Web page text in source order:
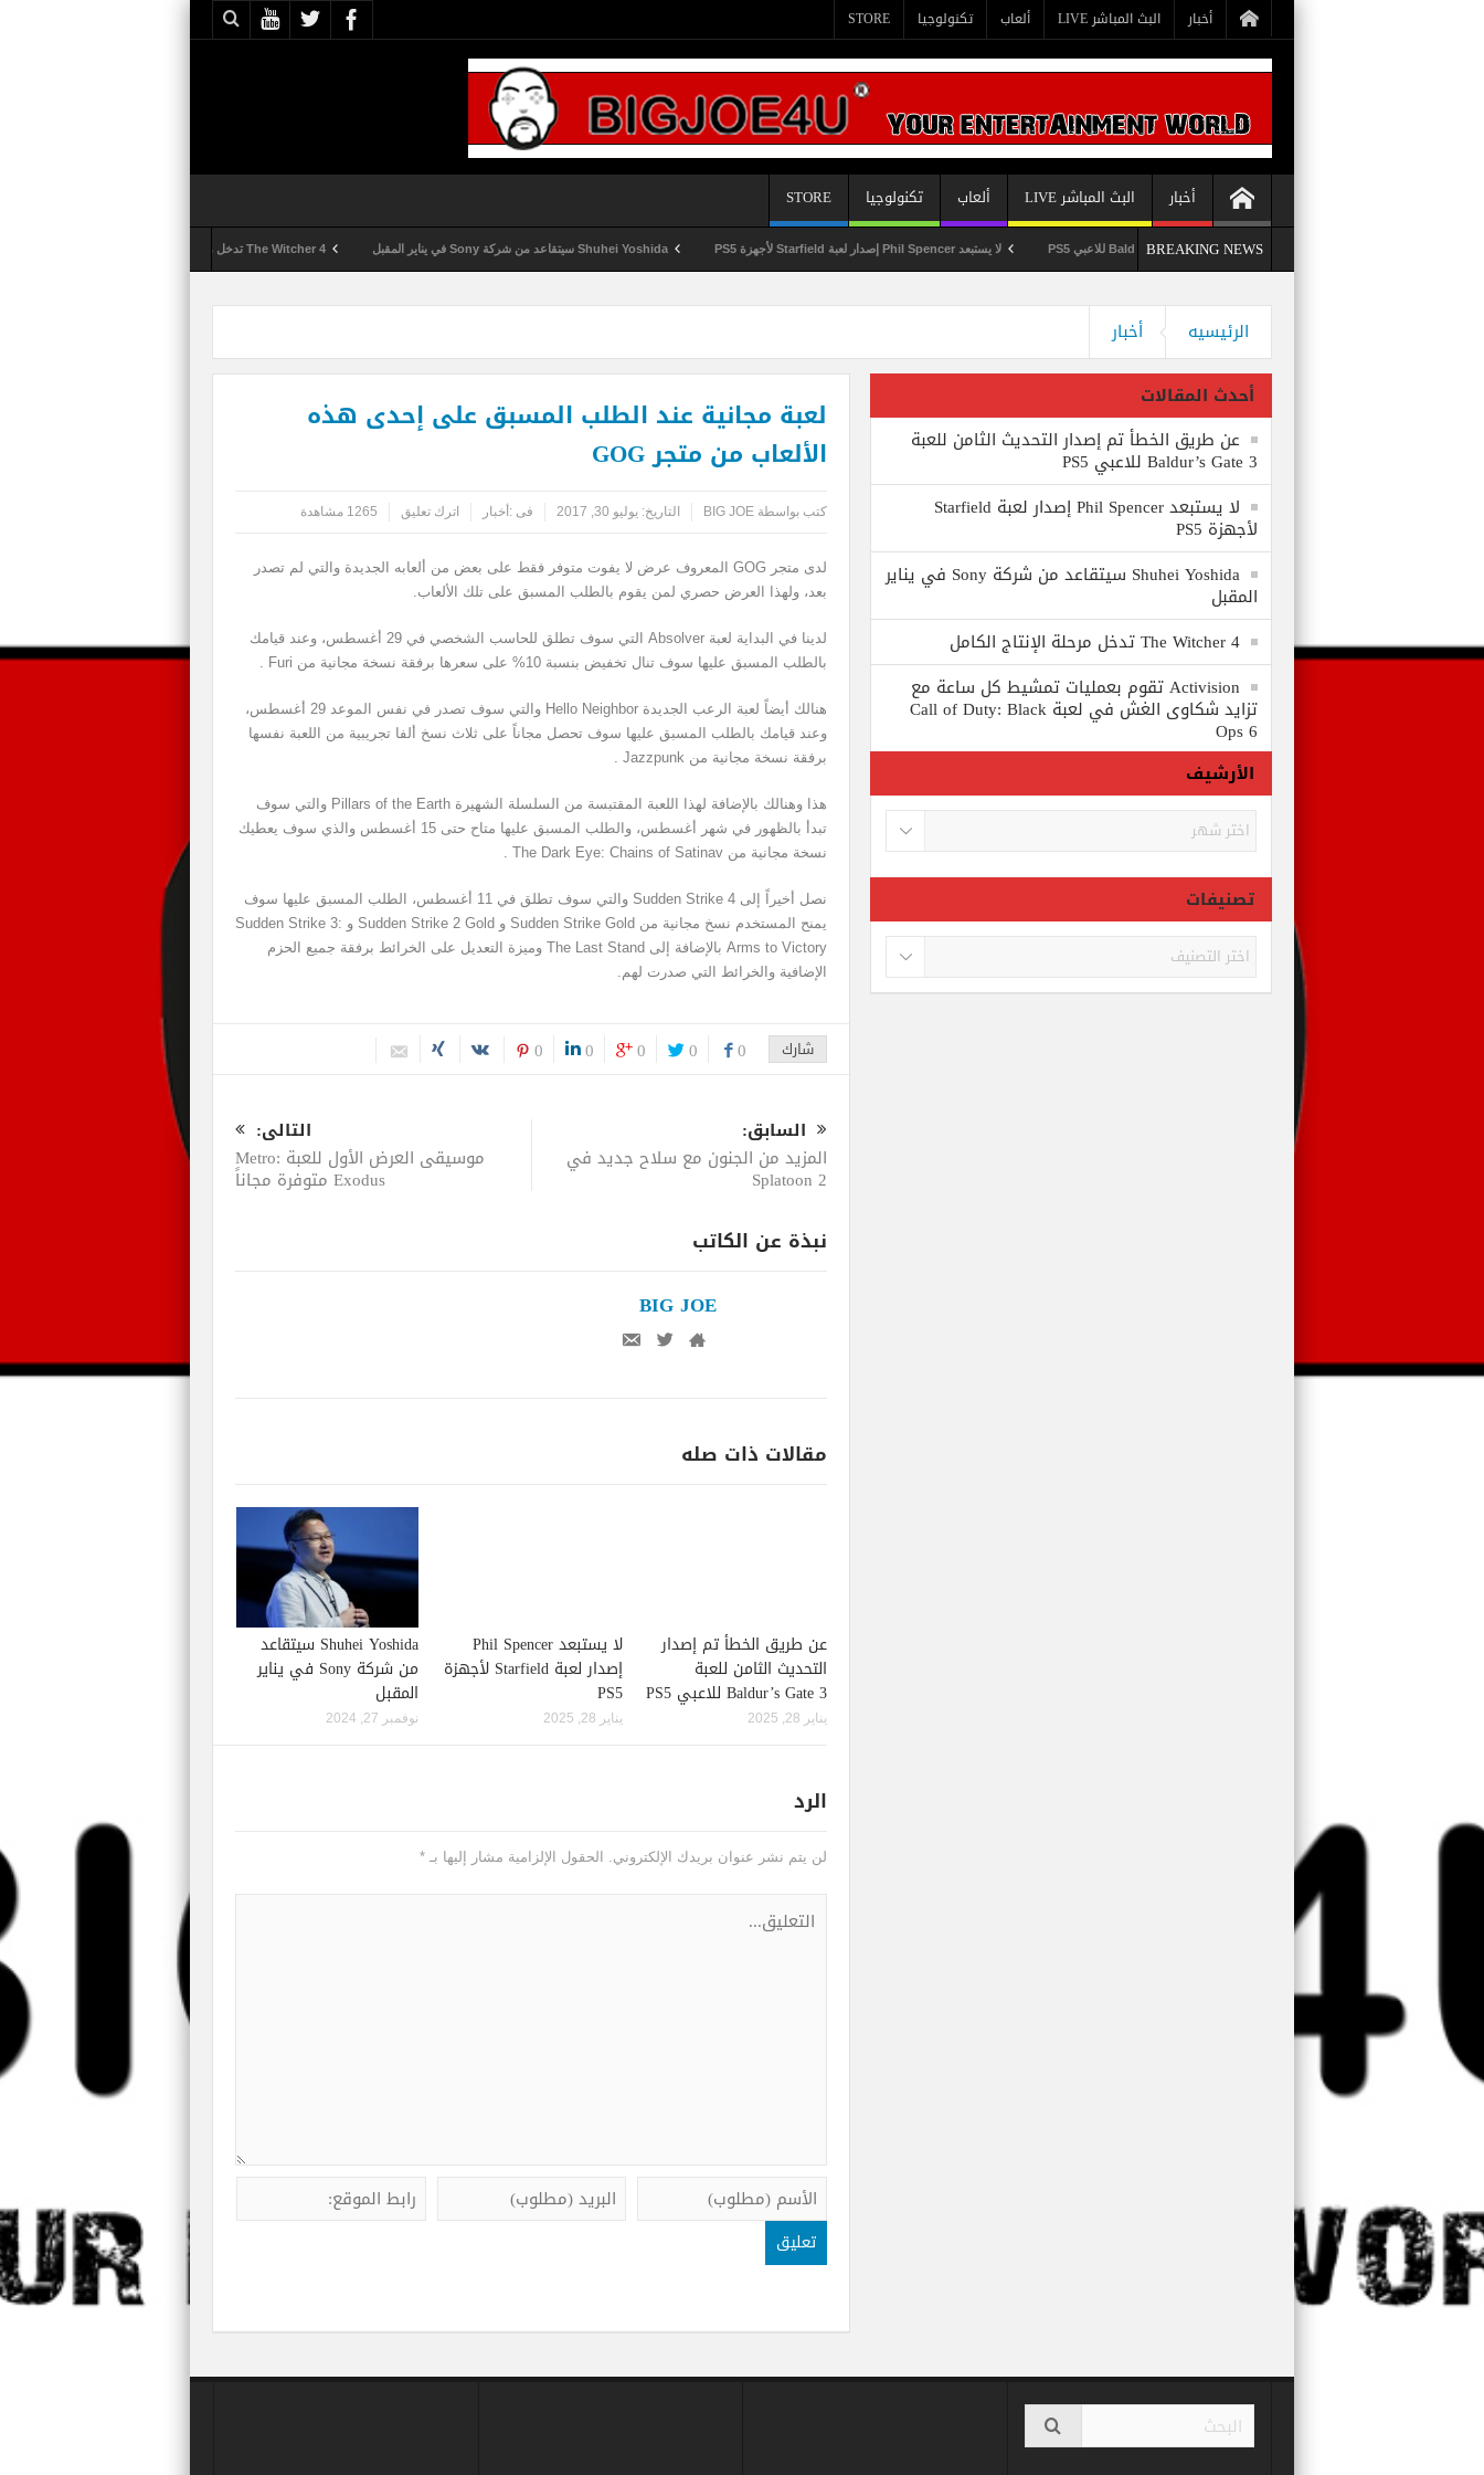
أخبار البث المباشر LIVE ألعاب تكنولوجيا STORE
أخبار البث المباشر LIVE ألعاب تكنولوجيا
STORE
BREAKING NEWSعن طريق الخطأ تم إصدار التحديث الثامن للعبة Baldur’s Gate 3 للاعبي PS5 لا يستبعد Phil Spencer إصدار لعبة Starfield لأجهزة PS5 Shuhei Yoshida سيتقاعد من شركة Sony في يناير المقبل The Witcher 4 تدخل مرحلة الإنتاج الكامل
الرئيسيه أخبار
لعبة مجانية عند الطلب المسبق على إحدى هذه
الألعاب من متجر GOG
كتب بواسطة BIG JOE التاريخ: يوليو 30, 2017 فى : أخبار اترك تعليق 1265 مشاهدة
لدى متجر GOG المعروف عرض لا يفوت متوفر فقط على بعض من ألعابه الجديدة والتي لم تصدر
بعد، ولهذا العرض حصري لمن يقوم بالطلب المسبق على تلك الألعاب.
لدينا في البداية لعبة Absolver
التي سوف تطلق للحاسب الشخصي في 29 أغسطس، وعند قيامك
بالطلب المسبق عليها سوف تنال تخفيض بنسبة 10% على سعرها برفقة نسخة مجانية من
Furi
.
هنالك أيضاً لعبة الرعب الجديدة Hello Neighbor
والتي سوف تصدر في نفس الموعد 29 أغسطس،
وعند قيامك بالطلب المسبق عليها سوف تحصل مجاناً على ثلاث نسخ ألفا تجريبية من اللعبة نفسها
برفقة نسخة مجانية من Jazzpunk
.
هذا وهنالك بالإضافة لهذا اللعبة المقتبسة من السلسلة الشهيرة Pillars of the Earth والتي سوف
تبدأ بالظهور في شهر أغسطس، والطلب المسبق عليها متاح حتى 15 أغسطس والذي سوف يعطيك
نسخة مجانية من The Dark Eye: Chains of Satinav
.
نصل أخيراً إلى Sudden Strike 4
والتي سوف تطلق في 11 أغسطس، الطلب المسبق عليها سوف
يمنح المستخدم نسخ مجانية من Sudden Strike Gold و Sudden Strike 2 Gold و Sudden Strike 3:
Arms to Victory بالإضافة إلى
The Last Stand وميزة التعديل على الخرائط برفقة جميع الحزم
الإضافية والخرائط التي صدرت لهم.
شارك 0
0
0
0
0
السابق:
المزيد من الجنون مع سلاح جديد في
Splatoon 2
التالى:
موسيقى العرض الأول للعبة Metro:
Exodus متوفرة مجاناً
نبذة عن الكاتب
BIG JOE
مقالات ذات صله
عن طريق الخطأ تم إصدار
التحديث الثامن للعبة
Baldur’s Gate 3 للاعبي PS5
يناير 28, 2025
لا يستبعد Phil Spencer
إصدار لعبة Starfield لأجهزة
PS5
يناير 28, 2025
Shuhei Yoshida سيتقاعد
من شركة Sony في يناير
المقبل
نوفمبر 27, 2024
الرد
لن يتم نشر عنوان بريدك الإلكتروني. الحقول الإلزامية مشار إليها بـ *
أحدث المقالات
عن طريق الخطأ تم إصدار التحديث الثامن للعبة
Baldur’s Gate 3 للاعبي PS5
لا يستبعد Phil Spencer إصدار لعبة Starfield
لأجهزة PS5
Shuhei Yoshida سيتقاعد من شركة Sony في يناير
المقبل
The Witcher 4 تدخل مرحلة الإنتاج الكامل
Activision تقوم بعمليات تمشيط كل ساعة مع
تزايد شكاوى الغش في لعبة Call of Duty: Black
Ops 6
الأرشيف
الأرشيف
تصنيفات
تصنيفات